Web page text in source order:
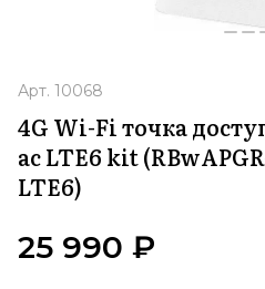
Арт. 10068
4G Wi-Fi точка
ac LTE6 kit
LTE6)
25 990 ₽